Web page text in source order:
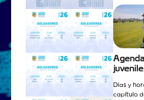
Días y
capítulo